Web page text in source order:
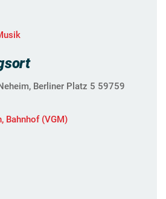
Berliner Platz 5 59759
Bahnhof (VGM)